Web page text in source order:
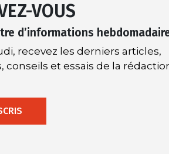
VOUS
d’informations
recevez les derniers articles,
conseils et essais de la